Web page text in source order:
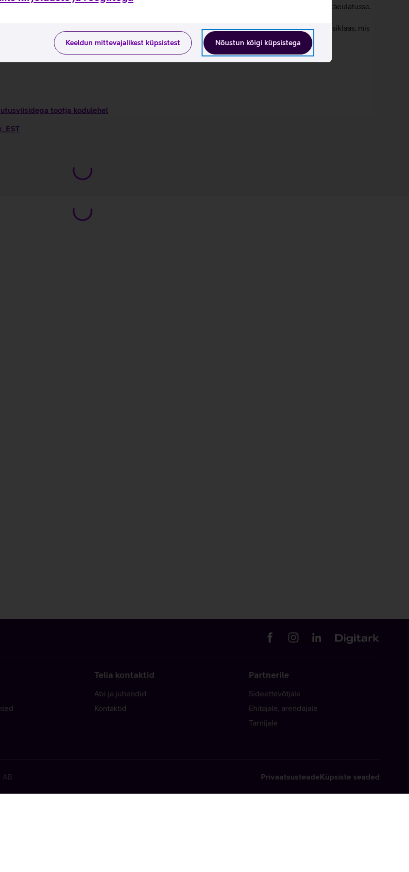
Nõustun kõigi küpsistega
Keeldun mittevajalikest küpsistest
ja kinotasemel tehnilised näitajad, et tuua võimsad videolahendused otse sinu käeulatusse.
selle vastupidavamaks pragudele. Seadme ekraani kaitseb kriimustuskindel Ceramic Shield 2 esiklaas, mis
rohkem ruumi, mis tagab parema akukestvuse võrreldes eelmisel mudeliga.
tootja kodulehel
Telia kontaktid
Abi ja juhendid
Kontaktid
Partnerile
Sideettevõtjale
Ehitajale, arendajale
Tarnijale
AB PrivaatsusteadeKüpsiste seaded